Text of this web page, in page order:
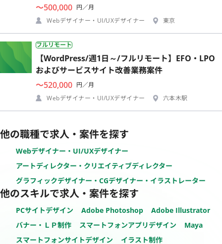
〜500,000 円／月
Webデザイナー・UI/UXデザイナー
東京
フルリモート
【WordPress/週1日～/フルリモート】EFO・LPO
およびサービスサイト改善業務案件
〜520,000 円／月
Webデザイナー・UI/UXデザイナー
六本木駅
他の職種で求人・案件を探す
Webデザイナー・UI/UXデザイナー
アートディレクター・クリエイティブディレクター
グラフィックデザイナー・CGデザイナー・イラストレーター
他のスキルで求人・案件を探す
PCサイトデザイン Adobe Photoshop
Adobe Illustrator
バナー・ＬＰ制作
スマートフォンアプリデザイン
Maya
スマートフォンサイトデザイン
イラスト制作